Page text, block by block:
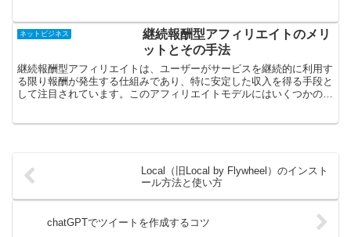
ネットビジネス
継続報酬型アフィリエイトのメリ
ットとその手法
継続報酬型アフィリエイトは、ユーザーがサービスを継続的に利用す
る限り報酬が発生する仕組みであり、特に安定した収入を得る手段と
して注目されています。このアフィリエイトモデルにはいくつかの重
Local（旧Local by Flywheel）のインスト
ール方法と使い方
chatGPTでツイートを作成するコツ